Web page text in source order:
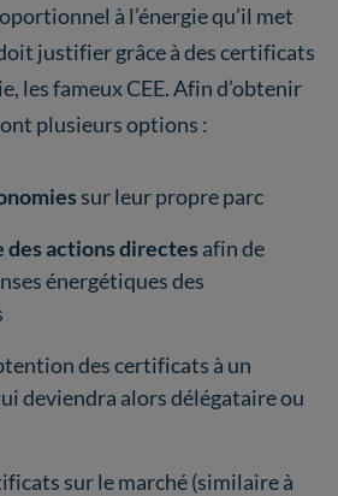
à l’énergie qu’il met
justifier grâce à des certificats
les fameux CEE. Afin d’obtenir
ont plusieurs options :
sur leur propre parc
actions directes afin de
énergétiques des
des certificats à un
deviendra alors délégataire ou
sur le marché (similaire à